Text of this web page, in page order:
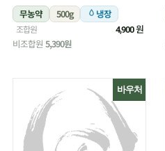
무농약
500g 냉장
조합원 4,900원
비조합원 5,390원
바우처